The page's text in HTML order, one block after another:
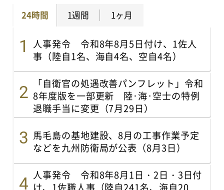
24時間 1週間 1ヶ月
人事発令 令和8年8月5日付け、1佐人
事（陸自1名、海自4名、空自4名）
「自衛官の処遇改善パンフレット」令和
8年度版を一部更新 陸･海･空士の特例
退職手当に変更（7月29日）
馬毛島の基地建設、8月の工事作業予定
などを九州防衛局が公表（8月3日）
人事発令 令和8年8月1日・2日・3日付
け、1佐職人事（陸自241名、海自20